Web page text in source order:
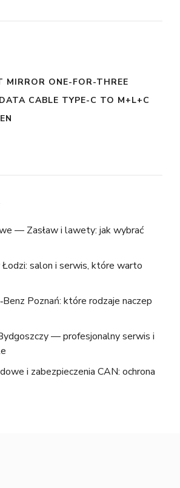
MIRROR ONE-FOR-THREE
CABLE TYPE-C TO M+L+C
— Zasław i lawety: jak wybrać
salon i serwis, które warto
Poznań: które rodzaje naczep
— profesjonalny serwis i
i zabezpieczenia CAN: ochrona